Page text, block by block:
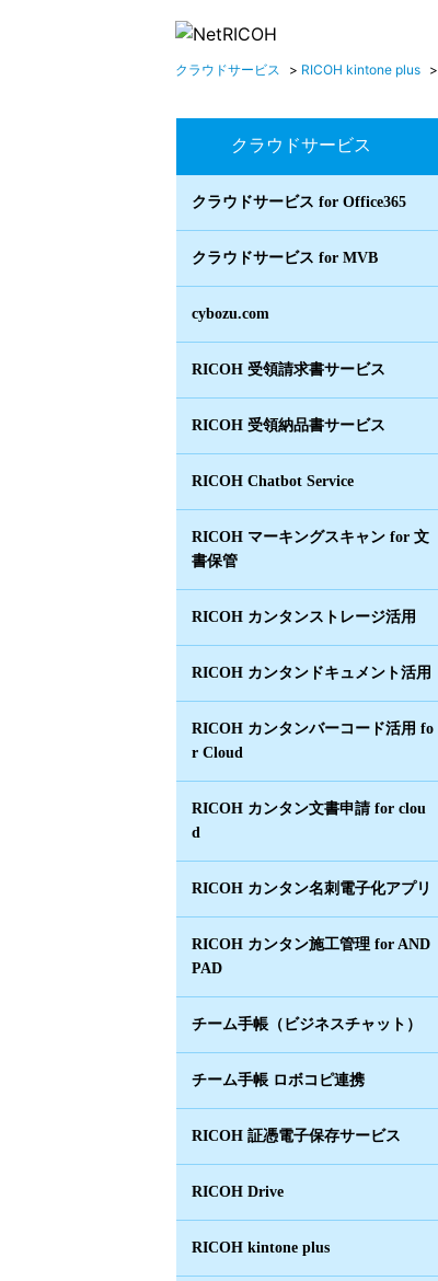
クラウドサービス > RICOH kintone plus >
クラウドサービス
クラウドサービス for Office365
クラウドサービス for MVB
cybozu.com
RICOH 受領請求書サービス
RICOH 受領納品書サービス
RICOH Chatbot Service
RICOH マーキングスキャン for 文
書保管
RICOH カンタンストレージ活用
RICOH カンタンドキュメント活用
RICOH カンタンバーコード活用 fo
r Cloud
RICOH カンタン文書申請 for clou
d
RICOH カンタン名刺電子化アプリ
RICOH カンタン施工管理 for AND
PAD
チーム手帳（ビジネスチャット）
チーム手帳 ロボコピ連携
RICOH 証憑電子保存サービス
RICOH Drive
RICOH kintone plus